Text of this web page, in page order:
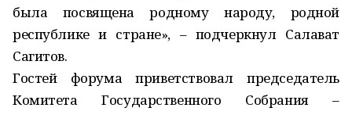
была посвящена родному народу, родной
республике и стране», – подчеркнул Салават
Сагитов.
Гостей форума приветствовал председатель
Комитета Государственного Собрания –